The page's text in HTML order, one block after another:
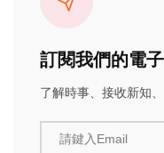
訂閱我們的電
了解時事、接收新知
請鍵入Email